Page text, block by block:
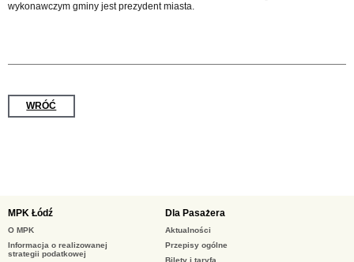
wykonawczym gminy jest prezydent miasta.
WRÓĆ
MPK Łódź
O MPK
Informacja o realizowanej
strategii podatkowej
Dla Pasażera
Aktualności
Przepisy ogólne
Bilety i taryfa